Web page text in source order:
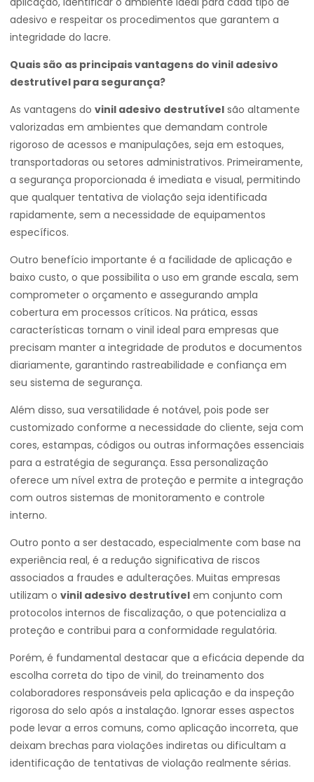
adesivo e respeitar os procedimentos que garantem a
integridade do lacre.
Quais são as principais vantagens do vinil adesivo
destrutível para segurança?
As vantagens do vinil adesivo destrutível são altamente
valorizadas em ambientes que demandam controle
rigoroso de acessos e manipulações, seja em estoques,
transportadoras ou setores administrativos. Primeiramente,
a segurança proporcionada é imediata e visual, permitindo
que qualquer tentativa de violação seja identificada
rapidamente, sem a necessidade de equipamentos
específicos.
Outro benefício importante é a facilidade de aplicação e
baixo custo, o que possibilita o uso em grande escala, sem
comprometer o orçamento e assegurando ampla
cobertura em processos críticos. Na prática, essas
características tornam o vinil ideal para empresas que
precisam manter a integridade de produtos e documentos
diariamente, garantindo rastreabilidade e confiança em
seu sistema de segurança.
Além disso, sua versatilidade é notável, pois pode ser
customizado conforme a necessidade do cliente, seja com
cores, estampas, códigos ou outras informações essenciais
para a estratégia de segurança. Essa personalização
oferece um nível extra de proteção e permite a integração
com outros sistemas de monitoramento e controle
interno.
Outro ponto a ser destacado, especialmente com base na
experiência real, é a redução significativa de riscos
associados a fraudes e adulterações. Muitas empresas
utilizam o vinil adesivo destrutível em conjunto com
protocolos internos de fiscalização, o que potencializa a
proteção e contribui para a conformidade regulatória.
Porém, é fundamental destacar que a eficácia depende da
escolha correta do tipo de vinil, do treinamento dos
colaboradores responsáveis pela aplicação e da inspeção
rigorosa do selo após a instalação. Ignorar esses aspectos
pode levar a erros comuns, como aplicação incorreta, que
deixam brechas para violações indiretas ou dificultam a
identificação de tentativas de violação realmente sérias.